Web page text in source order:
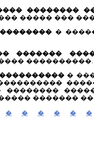
��������
����� ���
�
�������
����������.
�
��������
�������
� � � � � �